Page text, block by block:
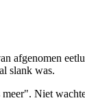
afgenomen
slank was.
Niet